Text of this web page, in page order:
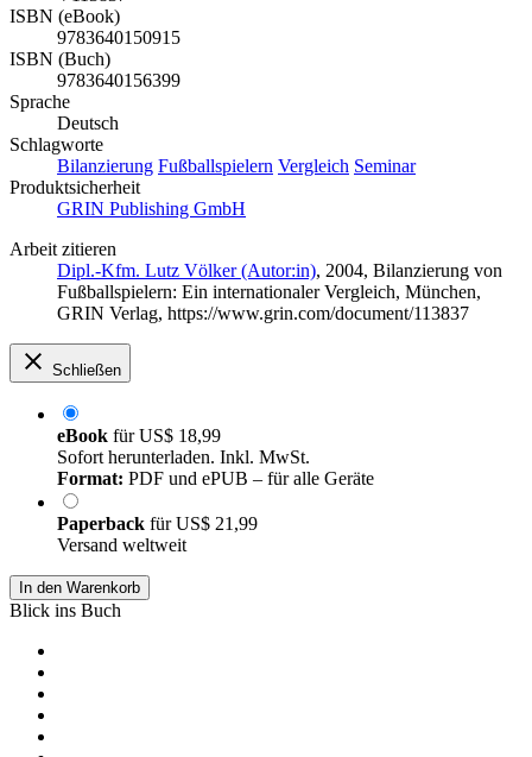
ISBN (eBook)
9783640150915
ISBN (Buch)
9783640156399
Sprache
Deutsch
Schlagworte
Bilanzierung Fußballspielern Vergleich Seminar
Produktsicherheit
GRIN Publishing GmbH
Arbeit zitieren
Dipl.-Kfm. Lutz Völker (Autor:in), 2004, Bilanzierung von
Fußballspielern: Ein internationaler Vergleich, München,
GRIN Verlag, https://www.grin.com/document/113837
Schließen
eBook fürUS$ 18,99
Sofort herunterladen. Inkl. MwSt.
Format: PDF und ePUB – für alle Geräte
Paperback fürUS$ 21,99
Versand weltweit
In den Warenkorb
Blick ins Buch